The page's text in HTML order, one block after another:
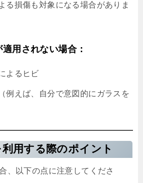
る損傷も対象になる場合がありま
用されない場合：
よるヒビ
例えば、自分で意図的にガラスを
用する際のポイント
、以下の点に注意してくださ